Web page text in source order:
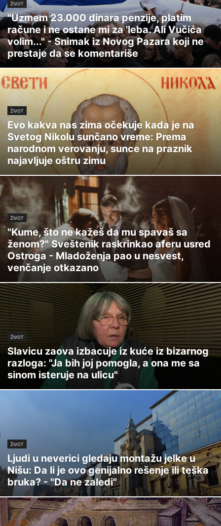
ŽIVOT
"Uzmem 23.000 dinara penzije, platim
račune i ne ostane mi za 'leba. Ali Vučića
volim..." - Snimak iz Novog Pazara koji ne
prestaje da se komentariše
ŽIVOT
Evo kakva nas zima očekuje kada je na
Svetog Nikolu sunčano vreme: Prema
narodnom verovanju, sunce na praznik
najavljuje oštru zimu
ŽIVOT
"Kume, što ne kažeš da mu spavaš sa
ženom?" Sveštenik raskrinkao aferu usred
Ostroga - Mladoženja pao u nesvest,
venčanje otkazano
ŽIVOT
Slavicu zaova izbacuje iz kuće iz bizarnog
razloga: "Ja bih joj pomogla, a ona me sa
sinom isteruje na ulicu"
ŽIVOT
Ljudi u neverici gledaju montažu jelke u
Nišu: Da li je ovo genijalno rešenje ili teška
bruka? - "Da ne zaledi"